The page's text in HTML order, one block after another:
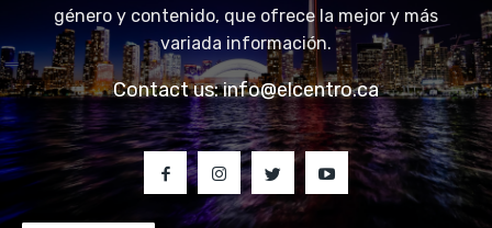
género y contenido, que ofrece la mejor y más
variada información.
Contact us:info@elcentro.ca